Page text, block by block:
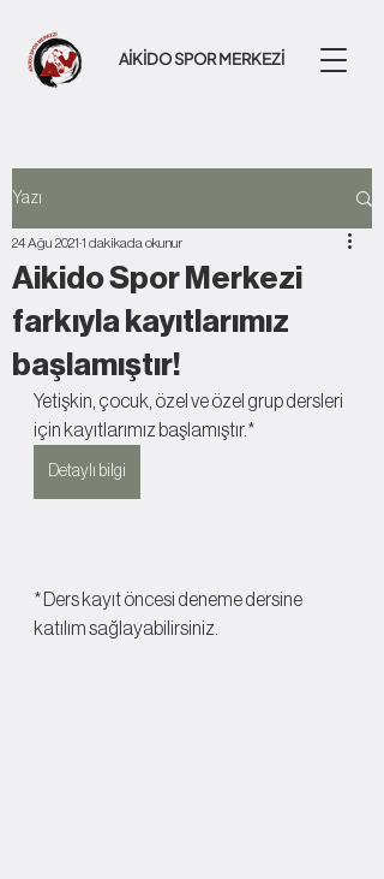
AİKİDO SPOR MERKEZİ
Yazı
Aikido Spor Merkezi
farkıyla kayıtlarımız
başlamıştır!
24 Ağu 2021 1 dakikada okunur
Yetişkin, çocuk, özel ve özel grup dersleri
için kayıtlarımız başlamıştır.*
Detaylı bilgi
* Ders kayıt öncesi deneme dersine
katılım sağlayabilirsiniz.